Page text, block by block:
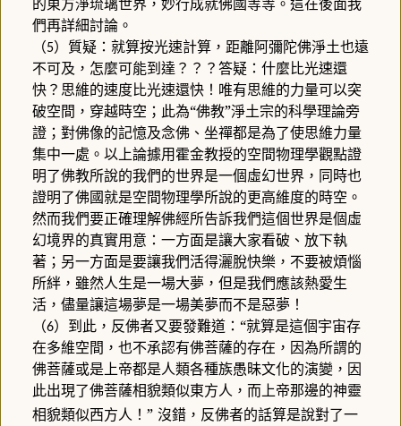
們再詳細討論。
（5）質疑：就算按光速計算，距離阿彌陀佛淨土也遠
不可及，怎麼可能到達？？？答疑：什麼比光速還
快？思維的速度比光速還快！唯有思維的力量可以突
破空間，穿越時空；此為“佛教”淨土宗的科學理論旁
證；對佛像的記憶及念佛、坐禪都是為了使思維力量
集中一處。以上論據用霍金教授的空間物理學觀點證
明了佛教所說的我們的世界是一個虛幻世界，同時也
證明了佛國就是空間物理學所說的更高維度的時空。
然而我們要正確理解佛經所告訴我們這個世界是個虛
幻境界的真實用意：一方面是讓大家看破、放下執
著；另一方面是要讓我們活得灑脫快樂，不要被煩惱
所絆，雖然人生是一場大夢，但是我們應該熱愛生
活，儘量讓這場夢是一場美夢而不是惡夢！
（6）到此，反佛者又要發難道：“就算是這個宇宙存
在多維空間，也不承認有佛菩薩的存在，因為所謂的
佛菩薩或是上帝都是人類各種族愚昧文化的演變，因
此出現了佛菩薩相貌類似東方人，而上帝那邊的神靈
相貌類似西方人！” 沒錯，反佛者的話算是說對了一